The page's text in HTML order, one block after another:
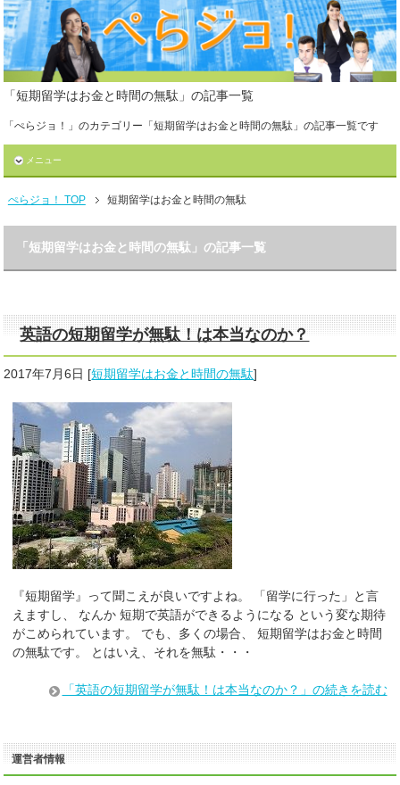
「短期留学はお金と時間の無駄」の記事一覧
「ぺらジョ！」のカテゴリー「短期留学はお金と時間の無駄」の記事一覧です
メニュー
ぺらジョ！ TOP 短期留学はお金と時間の無駄
「短期留学はお金と時間の無駄」の記事一覧
英語の短期留学が無駄！は本当なのか？
2017年7月6日 [短期留学はお金と時間の無駄]
『短期留学』って聞こえが良いですよね。 「留学に行った」と言
えますし、 なんか 短期で英語ができるようになる という変な期待
がこめられています。 でも、多くの場合、 短期留学はお金と時間
の無駄です。 とはいえ、それを無駄・・・
「英語の短期留学が無駄！は本当なのか？」の続きを読む
運営者情報